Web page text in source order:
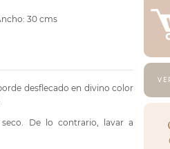
30 cms
desflecado en divino color
De lo contrario, lavar a